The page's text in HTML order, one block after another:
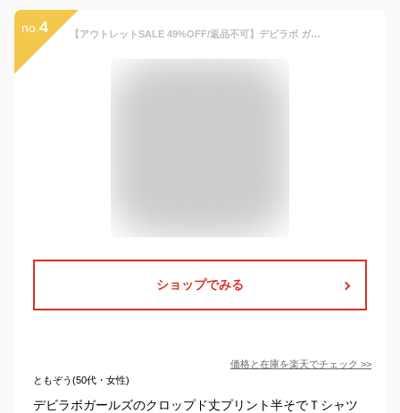
no. 4 【アウトレットSALE 49%OFF/返品不可】デビラボ ガールズ クロップド丈 プリント半袖Tシャツ 子供服 キッズ 女の子 トップス 半袖Tシャツ Tシャツ 24SS_デビラボ半袖Tシャツ_ガールズ 24SS_サマーガールズ特集_トップス【送料無料】
ショップでみる
価格と在庫を楽天でチェック >>
ともぞう(50代・女性)
デビラボガールズのクロップド丈プリント半そでＴシャツ